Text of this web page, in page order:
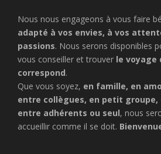
Nous nous engageons à vous faire
adapté à vos envies, à vos
passions. Nous serons disponibles
vous conseiller et trouver le voyage
correspond.
Que vous soyez, en famille, en
entre collègues, en petit groupe,
entre adhérents ou seul, nous
accueillir comme il se doit.